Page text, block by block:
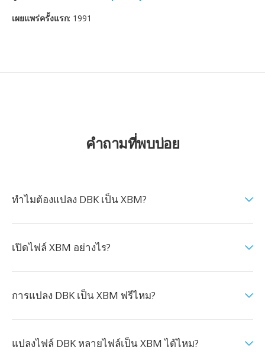
เผยแพร่ครั้งแรก: 1991
คำถามที่พบบ่อย
ทำไมต้องแปลง DBK เป็น XBM?
เปิดไฟล์ XBM อย่างไร?
การแปลง DBK เป็น XBM ฟรีไหม?
แปลงไฟล์ DBK หลายไฟล์เป็น XBM ได้ไหม?